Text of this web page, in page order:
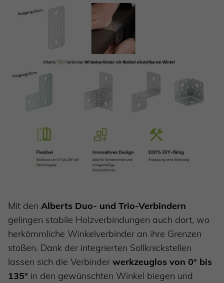
Mit den Alberts Duo- und Trio-Verbindern
gelingen stabile Holzverbindungen auch dort, wo
herkömmliche Winkelverbinder an ihre Grenzen
stoßen. Dank der integrierten Sollknickstellen
lassen sich die Verbinder werkzeuglos von 0° bis
135° in den gewünschten Winkel biegen und